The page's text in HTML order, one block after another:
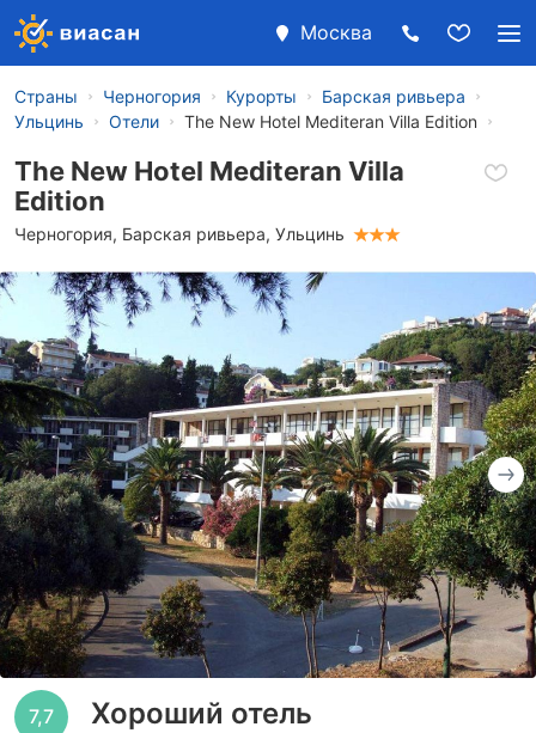
Москва
Страны Черногория Курорты
Барская ривьера
Ульцинь
Отели The New Hotel Mediteran Villa Edition
The New Hotel Mediteran Villa
Edition
Черногория, Барская ривьера, Ульцинь
7,7 Хороший отель